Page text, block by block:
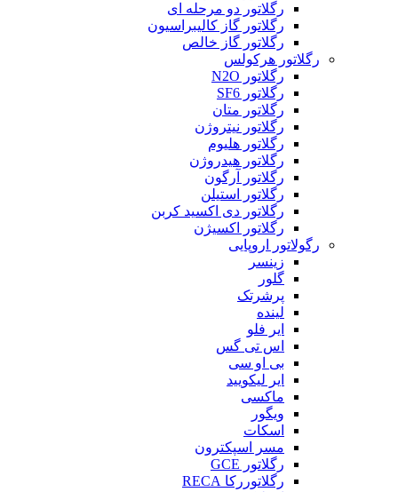
رگلاتور دو مرحله ای
رگلاتور گاز کالیبراسیون
رگلاتور گاز خالص
رگلاتور هرکولس
رگلاتور N2O
رگلاتور SF6
رگلاتور متان
رگلاتور نیتروژن
رگلاتور هلیوم
رگلاتور هیدروژن
رگلاتور آرگون
رگلاتور استیلن
رگلاتور دی اکسید کربن
رگلاتور اکسیژن
رگولاتور اروپایی
زینسر
گلور
پرشرتک
لینده
ایر فلو
اس تی گس
بی او سی
ایر لیکویید
ماکسی
ویگور
اسکات
مسر اسپکترون
رگلاتور GCE
رگلاتوررکا RECA